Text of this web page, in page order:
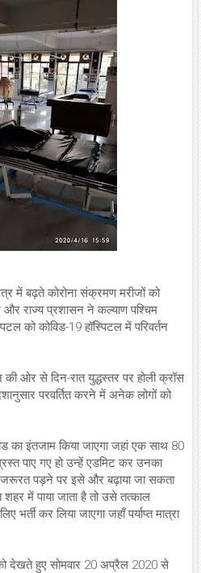
में बढ़ते कोरोना संक्रमण मरीजों को
राज्य प्रशासन ने कल्याण पश्चिम
को कोविड-19 हॉस्पिटल में परिवर्तन
ओर से दिन-रात युद्धस्तर पर होली क्रॉस
परवर्तित करने में अनेक लोगों को
का इंतजाम किया जाएगा जहां एक साथ 80
पाए गए हो उन्हें एडमिट कर उनका
पड़ने पर इसे और बढ़ाया जा सकता
शहर में पाया जाता है तो उसे तत्काल
कर लिया जाएगा जहाँ पर्याप्त मात्रा
देखते हुए सोमवार 20 अप्रैल 2020 से